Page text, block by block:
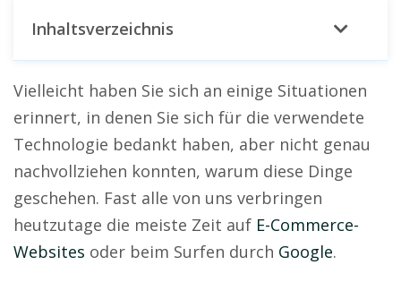
Inhaltsverzeichnis
Vielleicht haben Sie sich an einige Situationen
erinnert, in denen Sie sich für die verwendete
Technologie bedankt haben, aber nicht genau
nachvollziehen konnten, warum diese Dinge
geschehen. Fast alle von uns verbringen
heutzutage die meiste Zeit auf E-Commerce-
Websites oder beim Surfen durch Google.